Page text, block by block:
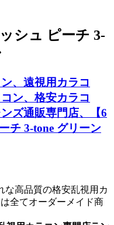
シュ ピーチ 3-
、遠視用カラコ
ン、格安カラコ
ズ通販専門店、【6
チ 3-tone グリーン
な高品質の格安乱視用カ
全てオーダーメイド商